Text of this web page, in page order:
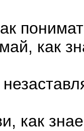
как
как